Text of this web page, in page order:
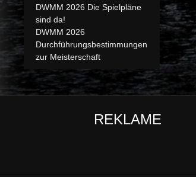
DWMM 2026 Die Spielpläne
sind da!
DWMM 2026
Durchführungsbestimmungen
zur Meisterschaft
REKLAME